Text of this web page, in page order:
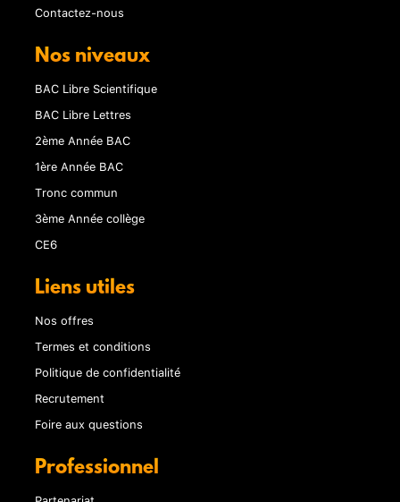
Contactez-nous
Nos niveaux
BAC Libre Scientifique
BAC Libre Lettres
2ème Année BAC
1ère Année BAC
Tronc commun
3ème Année collège
CE6
Liens utiles
Nos offres
Termes et conditions
Politique de confidentialité
Recrutement
Foire aux questions
Professionnel